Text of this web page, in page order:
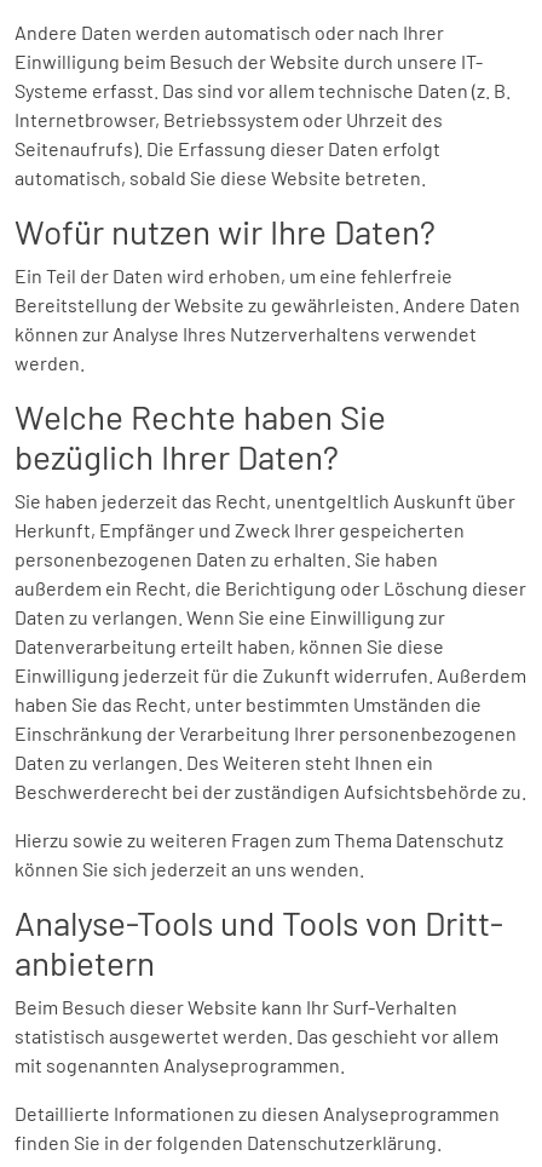
Andere Daten werden automatisch oder nach Ihrer
Einwilligung beim Besuch der Website durch unsere IT-
Systeme erfasst. Das sind vor allem technische Daten (z. B.
Internetbrowser, Betriebssystem oder Uhrzeit des
Seitenaufrufs). Die Erfassung dieser Daten erfolgt
automatisch, sobald Sie diese Website betreten.
Wofür nutzen wir Ihre Daten?
Ein Teil der Daten wird erhoben, um eine fehlerfreie
Bereitstellung der Website zu gewährleisten. Andere Daten
können zur Analyse Ihres Nutzerverhaltens verwendet
werden.
Welche Rechte haben Sie
bezüglich Ihrer Daten?
Sie haben jederzeit das Recht, unentgeltlich Auskunft über
Herkunft, Empfänger und Zweck Ihrer gespeicherten
personenbezogenen Daten zu erhalten. Sie haben
außerdem ein Recht, die Berichtigung oder Löschung dieser
Daten zu verlangen. Wenn Sie eine Einwilligung zur
Datenverarbeitung erteilt haben, können Sie diese
Einwilligung jederzeit für die Zukunft widerrufen. Außerdem
haben Sie das Recht, unter bestimmten Umständen die
Einschränkung der Verarbeitung Ihrer personenbezogenen
Daten zu verlangen. Des Weiteren steht Ihnen ein
Beschwerderecht bei der zuständigen Aufsichtsbehörde zu.
Hierzu sowie zu weiteren Fragen zum Thema Datenschutz
können Sie sich jederzeit an uns wenden.
Analyse-Tools und Tools von Dritt­
anbietern
Beim Besuch dieser Website kann Ihr Surf-Verhalten
statistisch ausgewertet werden. Das geschieht vor allem
mit sogenannten Analyseprogrammen.
Detaillierte Informationen zu diesen Analyseprogrammen
finden Sie in der folgenden Datenschutzerklärung.